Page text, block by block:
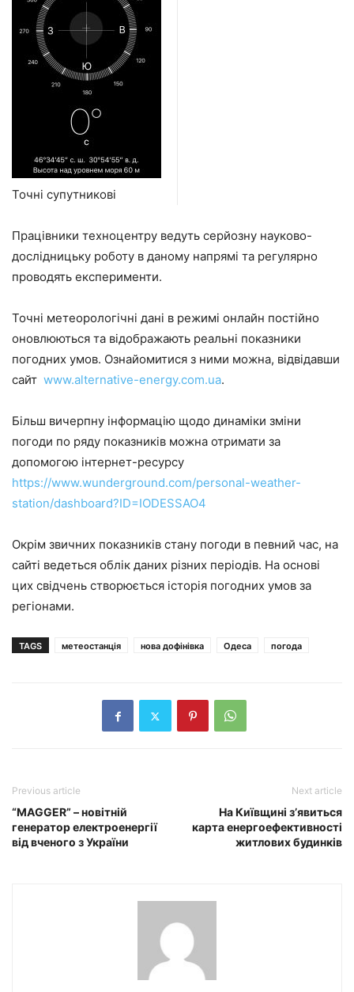
Точні супутникові
Працівники техноцентру ведуть серйозну науково-
дослідницьку роботу в даному напрямі та регулярно
проводять експерименти.
Точні метеорологічні дані в режимі онлайн постійно
оновлюються та відображають реальні показники
погодних умов. Ознайомитися з ними можна, відвідавши
сайт www.alternative-energy.com.ua.
Більш вичерпну інформацію щодо динаміки зміни
погоди по ряду показників можна отримати за
допомогою інтернет-ресурсу
https://www.wunderground.com/personal-weather-
station/dashboard?ID=IODESSAO4
Окрім звичних показників стану погоди в певний час, на
сайті ведеться облік даних різних періодів. На основі
цих свідчень створюється історія погодних умов за
регіонами.
TAGS метеостанція нова дофінівка Одеса погода
Previous article
“MAGGER” – новітній
генератор електроенергії
від вченого з України
Next article
На Київщині з’явиться
карта енергоефективності
житлових будинків